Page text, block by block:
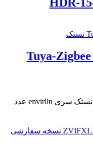
سنسور تشخیص نشت آب Tuya-Zigbee